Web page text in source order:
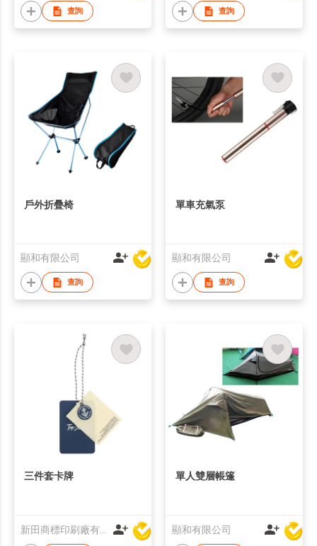
查詢 查詢
戶外折疊椅
顯和有限公司
查詢
單車充氣泵
顯和有限公司
查詢
三件套卡牌 單人雙層帳篷
顯和有限公司